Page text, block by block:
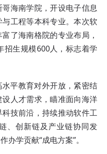
海南学院，开设电子信息
工程等本科专业。本次软
了海南格院的专业布局，
招生规模600人，标志着学
平教育对外开放，紧密结
人才需求，瞄准面向海洋
技前沿，持续推动软件工
、创新链及产业链协同发
办学贡献“成电方案”。